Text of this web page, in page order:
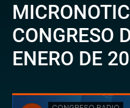
CONGRESO
ENERO DE